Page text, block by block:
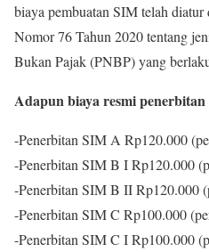
biaya pembuatan SIM telah diatur
Nomor 76 Tahun 2020 tentang
Bukan Pajak (PNBP) yang
Adapun biaya resmi
-Penerbitan SIM A Rp120.000
-Penerbitan SIM B I Rp120.000
-Penerbitan SIM B II Rp120.000
-Penerbitan SIM C Rp100.000
-Penerbitan SIM C I Rp100.000